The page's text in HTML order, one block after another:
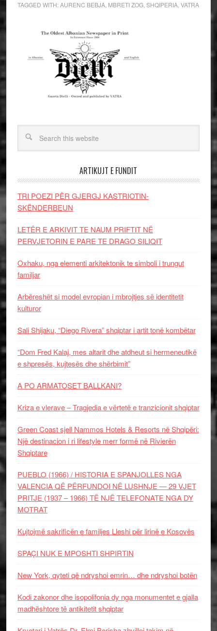
TAGGED WITH:AURENC BEBJA, MBRETI ZOG, SHQIPERIA, VATRA
ARTIKUJT E FUNDIT
TRI POEZI PËR GJERGJ KASTRIOTIN-
SKËNDERBEUN
LETËR E ARKIVIT TE NAUM PRIFTIT NË
PERVJETORIN E PARE TE DRAGO SILIQIT
Oxhaku, nga elementi arkitektonik te simboli i trungut
familjar
Arbëreshët si model evropian i mbrojtjes së identitetit
kulturor
Sali Shijaku, “Diego Rivera” shqiptar i artit tonë kombëtar
“Dom Fred Kalaj, mes altarit dhe atdheut si hermeneutikë
e shpresës, kujtesës dhe shërbimit”
A PO ARMATOSET BALLKANI?
Kriza e vlerave – Tragjedia e vërtetë e tranzicionit shqiptar
Green Coast sjell Nammos Hotels & Resorts në Shqipëri:
Një destinacion i ri lifestyle merr formë në Rivierën
Shqiptare
PUEBLO (1966) / HISTORIA E SPANJOLLES NGA
VALENCIA QË PËRFUNDOI NË LUSHNJE — 29 VJET
PRITJE (1937 – 1966) TË NJË TELEFONATE NGA DY
MOTRAT
Kujtojmë sakrificën e familjes Lleshi për lirinë e Kosovës
SPAÇI NUK E MPOSHTI SHPIRTIN
New York, qyteti që ndryshoi emrin… dhe ndryshoi botën
Kodi zakonor dhe isopolifonia dy nga monumentet e gjalla
madhështore të antikitetit shqiptar